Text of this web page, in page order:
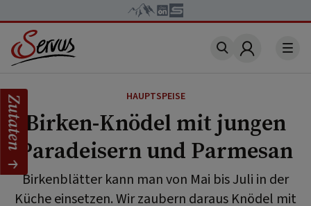
Account
HAUPTSPEISE
Birken-Knödel mit jungen
Paradeisern und Parmesan
Birkenblätter kann man von Mai bis Juli in der
Küche einsetzen. Wir zaubern daraus Knödel mit
Zutaten